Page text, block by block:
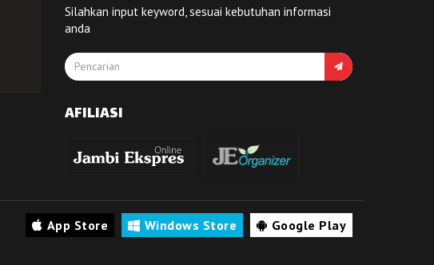
Silahkan input keyword, sesuai kebutuhan informasi
anda
AFILIASI
App Store Windows Store Google Play